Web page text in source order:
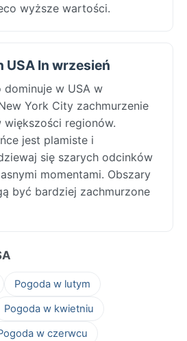
wyższe wartości.
USA In wrzesień
dominuje w USA w
York City zachmurzenie
większości regionów.
jest plamiste i
się szarych odcinków
momentami. Obszary
być bardziej zachmurzone
Pogoda w lutym
Pogoda w kwietniu
w czerwcu